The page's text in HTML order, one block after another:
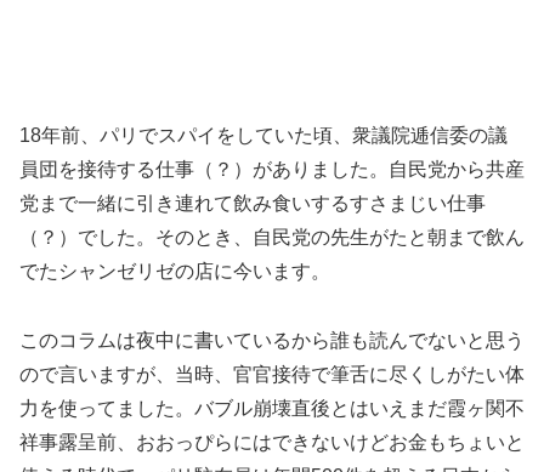
18年前、パリでスパイをしていた頃、衆議院逓信委の議
員団を接待する仕事（？）がありました。自民党から共産
党まで一緒に引き連れて飲み食いするすさまじい仕事
（？）でした。そのとき、自民党の先生がたと朝まで飲ん
でたシャンゼリゼの店に今います。
このコラムは夜中に書いているから誰も読んでないと思う
ので言いますが、当時、官官接待で筆舌に尽くしがたい体
力を使ってました。バブル崩壊直後とはいえまだ霞ヶ関不
祥事露呈前、おおっぴらにはできないけどお金もちょいと